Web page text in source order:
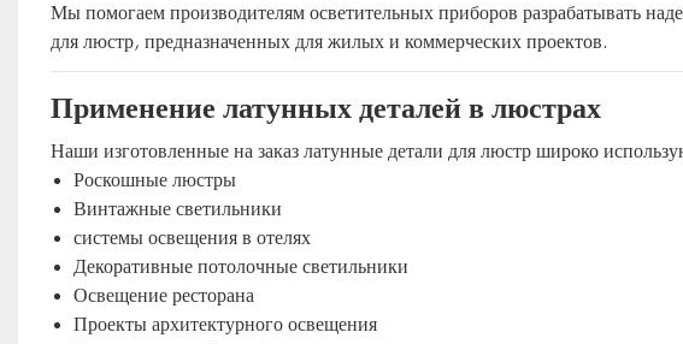
Мы помогаем производителям осветительных приборов разрабатывать
для люстр, предназначенных для жилых и коммерческих проектов.
Применение латунных деталей в люстрах
Наши изготовленные на заказ латунные детали для люстр широко
Роскошные люстры
Винтажные светильники
системы освещения в отелях
Декоративные потолочные светильники
Освещение ресторана
Проекты архитектурного освещения